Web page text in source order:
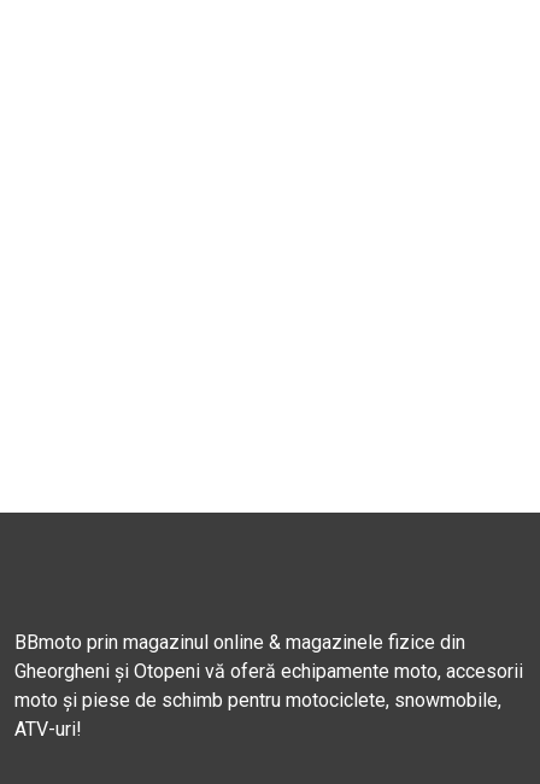
BBmoto prin magazinul online & magazinele fizice din
Gheorgheni și Otopeni vă oferă echipamente moto, accesorii
moto și piese de schimb pentru motociclete, snowmobile,
ATV-uri!